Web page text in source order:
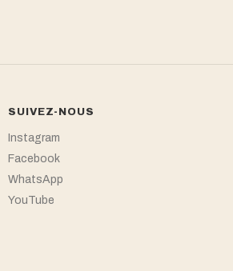
SUIVEZ-NOUS
Instagram
Facebook
WhatsApp
YouTube